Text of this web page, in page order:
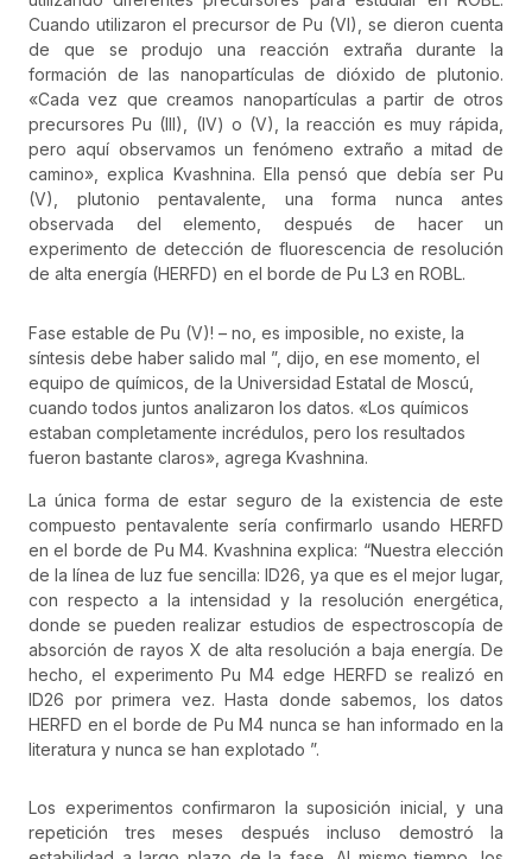
Cuando utilizaron el precursor de Pu (VI), se dieron cuenta
de que se produjo una reacción extraña durante la
formación de las nanopartículas de dióxido de plutonio.
«Cada vez que creamos nanopartículas a partir de otros
precursores Pu (III), (IV) o (V), la reacción es muy rápida,
pero aquí observamos un fenómeno extraño a mitad de
camino», explica Kvashnina. Ella pensó que debía ser Pu
(V), plutonio pentavalente, una forma nunca antes
observada del elemento, después de hacer un
experimento de detección de fluorescencia de resolución
de alta energía (HERFD) en el borde de Pu L3 en ROBL.
Fase estable de Pu (V)! – no, es imposible, no existe, la
síntesis debe haber salido mal ”, dijo, en ese momento, el
equipo de químicos, de la Universidad Estatal de Moscú,
cuando todos juntos analizaron los datos. «Los químicos
estaban completamente incrédulos, pero los resultados
fueron bastante claros», agrega Kvashnina.
La única forma de estar seguro de la existencia de este
compuesto pentavalente sería confirmarlo usando HERFD
en el borde de Pu M4. Kvashnina explica: “Nuestra elección
de la línea de luz fue sencilla: ID26, ya que es el mejor lugar,
con respecto a la intensidad y la resolución energética,
donde se pueden realizar estudios de espectroscopía de
absorción de rayos X de alta resolución a baja energía. De
hecho, el experimento Pu M4 edge HERFD se realizó en
ID26 por primera vez. Hasta donde sabemos, los datos
HERFD en el borde de Pu M4 nunca se han informado en la
literatura y nunca se han explotado ”.
Los experimentos confirmaron la suposición inicial, y una
repetición tres meses después incluso demostró la